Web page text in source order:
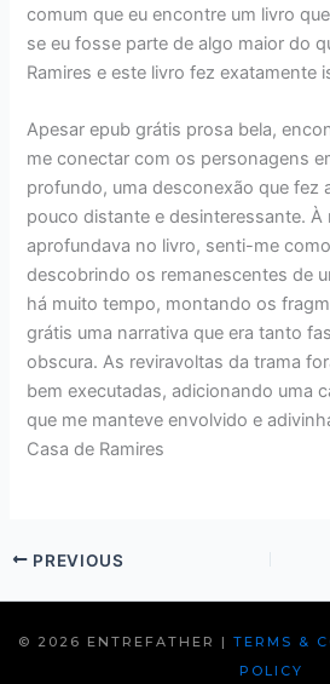
comum que eu encontre um livro
se eu fosse parte de algo maior do
Ramires e este livro fez exatamente
Apesar epub grátis prosa bela,
me conectar com os personagens
profundo, uma desconexão que fez
pouco distante e desinteressante. À
aprofundava no livro, senti-me
descobrindo os remanescentes de
há muito tempo, montando os
grátis uma narrativa que era tanto
obscura. As reviravoltas da trama
bem executadas, adicionando uma
que me manteve envolvido e
Casa de Ramires
PREVIOUS
© 2026 ENTREFATHER | TERMS &
POLICY